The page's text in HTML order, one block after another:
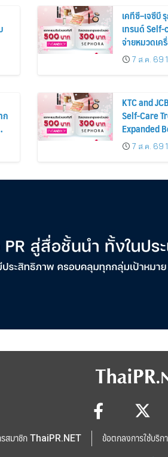
เคทีซี–เจซีบี
เทรนด์
จ่ายหมวดเค
7 ส.ค. 69
ก
KTC and
Self-Care
Expanded
Number of
7 ส.ค. 69
สมาชิก ThaiPR.NET ข้อตกลงการใช้บริก